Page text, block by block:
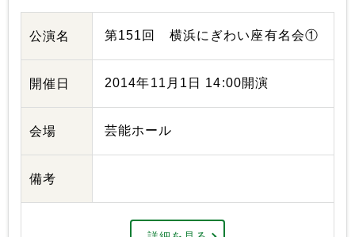
公演名 第151回 横浜にぎわい座有名会①
開催日 2014年11月1日 14:00開演
会場 芸能ホール
備考